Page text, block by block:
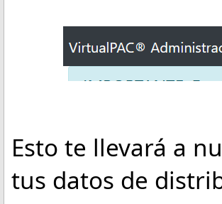
Esto te llevará a
tus datos de